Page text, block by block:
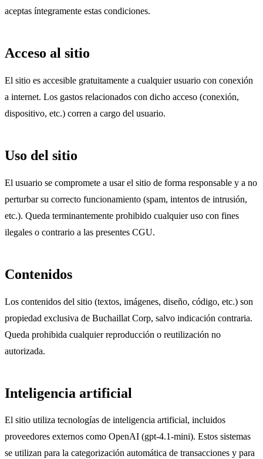
aceptas íntegramente estas condiciones.
Acceso al sitio
El sitio es accesible gratuitamente a cualquier usuario con conexión
a internet. Los gastos relacionados con dicho acceso (conexión,
dispositivo, etc.) corren a cargo del usuario.
Uso del sitio
El usuario se compromete a usar el sitio de forma responsable y a no
perturbar su correcto funcionamiento (spam, intentos de intrusión,
etc.). Queda terminantemente prohibido cualquier uso con fines
ilegales o contrario a las presentes CGU.
Contenidos
Los contenidos del sitio (textos, imágenes, diseño, código, etc.) son
propiedad exclusiva de Buchaillat Corp, salvo indicación contraria.
Queda prohibida cualquier reproducción o reutilización no
autorizada.
Inteligencia artificial
El sitio utiliza tecnologías de inteligencia artificial, incluidos
proveedores externos como OpenAI (gpt-4.1-mini). Estos sistemas
se utilizan para la categorización automática de transacciones y para